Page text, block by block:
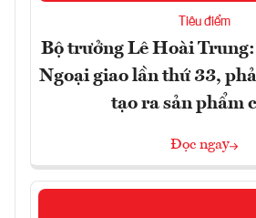
Tiêu điểm
Bộ trưởng Lê Hoài
Ngoại giao lần thứ 33,
tạo ra sản phẩm
Đọc ngay